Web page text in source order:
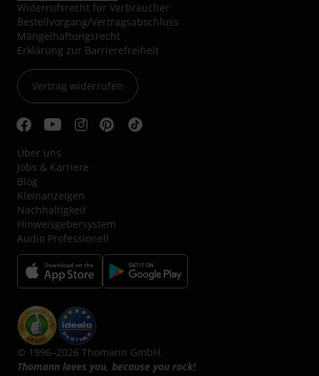
Widerrufsrecht für Verbraucher
Bestellvorgang/Vertragsabschluss
Mängelhaftungsrecht
Erklärung zur Barrierefreiheit
Vertrag widerrufen
Über uns
Jobs & Karriere
Blog
Kleinanzeigen
Nachhaltigkeit
Hinweisgebersystem
Audio Professionell
© 1996–2026 Thomann GmbH.
Thomann loves you, because you rock!